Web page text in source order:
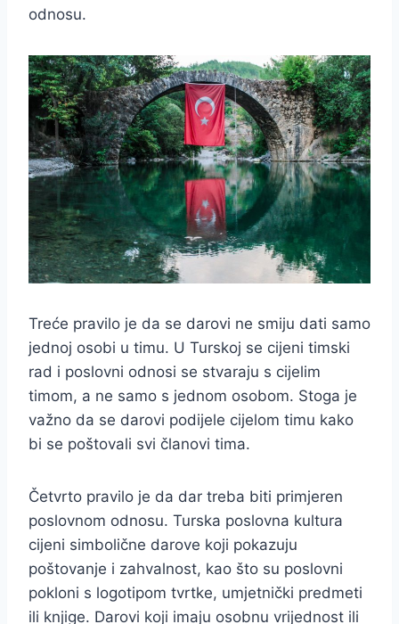
odnosu.
Treće pravilo je da se darovi ne smiju dati samo
jednoj osobi u timu. U Turskoj se cijeni timski
rad i poslovni odnosi se stvaraju s cijelim
timom, a ne samo s jednom osobom. Stoga je
važno da se darovi podijele cijelom timu kako
bi se poštovali svi članovi tima.
Četvrto pravilo je da dar treba biti primjeren
poslovnom odnosu. Turska poslovna kultura
cijeni simbolične darove koji pokazuju
poštovanje i zahvalnost, kao što su poslovni
pokloni s logotipom tvrtke, umjetnički predmeti
ili knjige. Darovi koji imaju osobnu vrijednost ili